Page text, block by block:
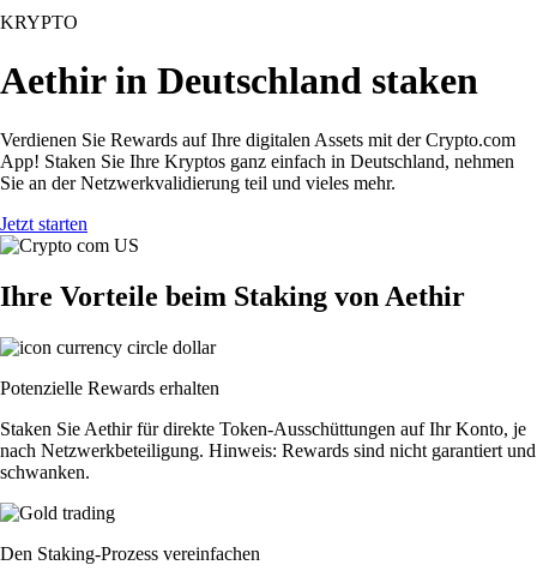
KRYPTO
Aethir in Deutschland staken
Verdienen Sie Rewards auf Ihre digitalen Assets mit der Crypto.com
App! Staken Sie Ihre Kryptos ganz einfach in Deutschland, nehmen
Sie an der Netzwerkvalidierung teil und vieles mehr.
Jetzt starten
Ihre Vorteile beim Staking von Aethir
Potenzielle Rewards erhalten
Staken Sie Aethir für direkte Token-Ausschüttungen auf Ihr Konto, je
nach Netzwerkbeteiligung. Hinweis: Rewards sind nicht garantiert und
schwanken.
Den Staking-Prozess vereinfachen